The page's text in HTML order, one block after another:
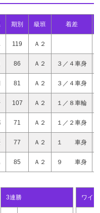
期別 級班 着差
119 Ａ２
86 Ａ２ ３／４車身
81 Ａ２ ３／４車身
107 Ａ２ １／８車輪
71 Ａ２ １／２車身
77 Ａ２ １ 車身
85 Ａ２ ９ 車身
3連勝 ワイド